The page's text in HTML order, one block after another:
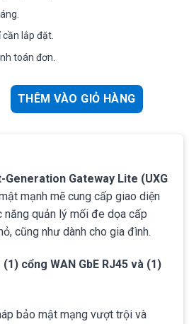
cần lắp đặt.
toán đơn.
quản lý UniFi Next-Generation
THÊM VÀO GIỎ HÀNG
Generation Gateway Lite (UXG
mạnh mẽ cung cấp giao diện
năng quản lý mối đe dọa cấp
cũng như dành cho gia đình.
(1) cổng WAN GbE RJ45 và (1)
bảo mật mạng vượt trội và